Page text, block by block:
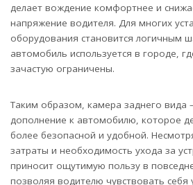
делает вождение комфортнее и
напряжение водителя. Для многих
оборудования становится логичным
автомобиль используется в городе,
зачастую ограничены.
Таким образом, камера заднего вида
дополнение к автомобилю, которое
более безопасной и удобной.
затраты и необходимость ухода за
приносит ощутимую пользу в
позволяя водителю чувствовать себя